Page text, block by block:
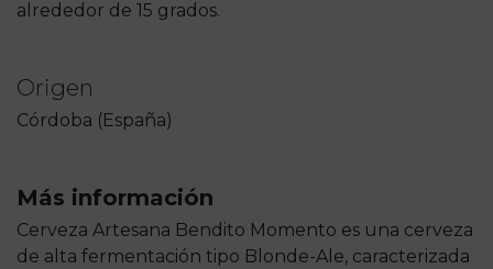
alrededor de 15 grados.
Origen
Córdoba (España)
Más información
Cerveza Artesana Bendito Momento es una cerveza
de alta fermentación tipo Blonde-Ale, caracterizada